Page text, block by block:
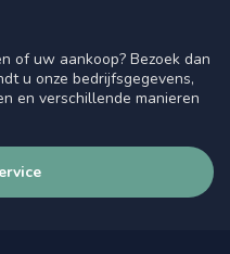
of uw aankoop? Bezoek dan
u onze bedrijfsgegevens,
en verschillende manieren